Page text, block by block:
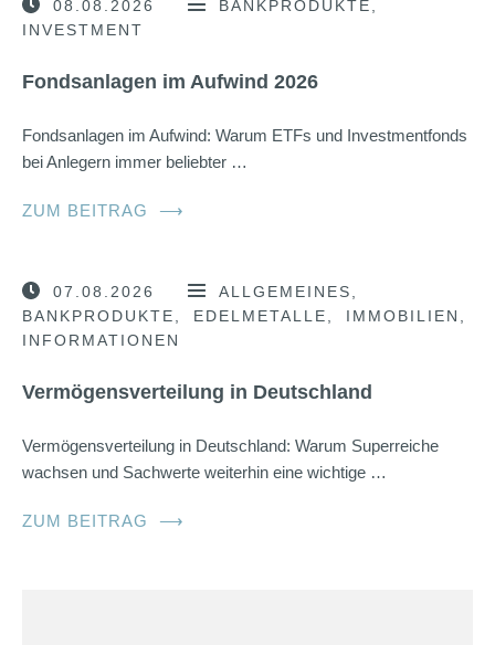
08.08.2026
BANKPRODUKTE
INVESTMENT
Fondsanlagen im Aufwind 2026
Fondsanlagen im Aufwind: Warum ETFs und Investmentfonds
bei Anlegern immer beliebter …
ZUM BEITRAG ⟶
07.08.2026
ALLGEMEINES
BANKPRODUKTE
EDELMETALLE
IMMOBILIEN
INFORMATIONEN
Vermögensverteilung in Deutschland
Vermögensverteilung in Deutschland: Warum Superreiche
wachsen und Sachwerte weiterhin eine wichtige …
ZUM BEITRAG ⟶